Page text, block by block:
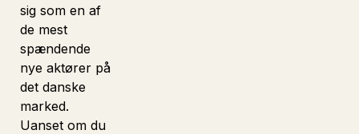
sig som en af
de mest
spændende
nye aktører på
det danske
marked.
Uanset om du